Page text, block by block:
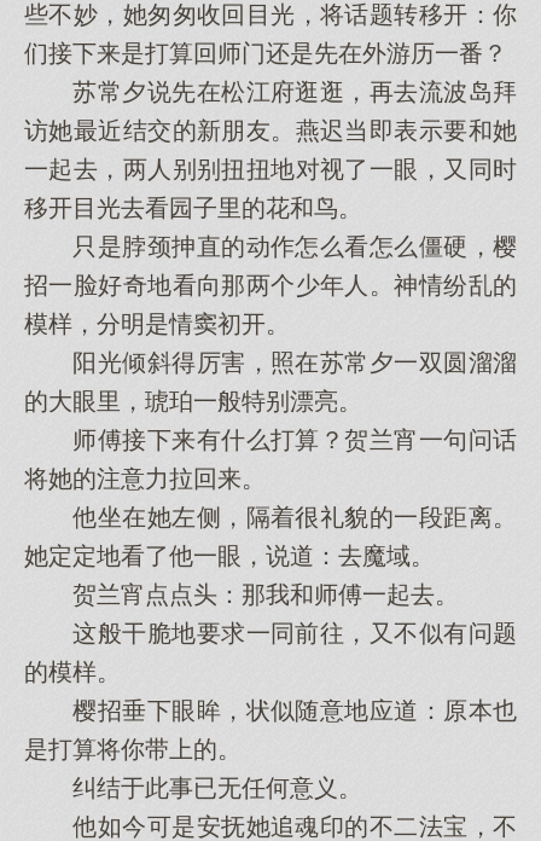
些不妙，她匆匆收回目光，将话题转移开：你
们接下来是打算回师门还是先在外游历一番？
苏常夕说先在松江府逛逛，再去流波岛拜
访她最近结交的新朋友。燕迟当即表示要和她
一起去，两人别别扭扭地对视了一眼，又同时
移开目光去看园子里的花和鸟。
只是脖颈抻直的动作怎么看怎么僵硬，樱
招一脸好奇地看向那两个少年人。神情纷乱的
模样，分明是情窦初开。
阳光倾斜得厉害，照在苏常夕一双圆溜溜
的大眼里，琥珀一般特别漂亮。
师傅接下来有什么打算？贺兰宵一句问话
将她的注意力拉回来。
他坐在她左侧，隔着很礼貌的一段距离。
她定定地看了他一眼，说道：去魔域。
贺兰宵点点头：那我和师傅一起去。
这般干脆地要求一同前往，又不似有问题
的模样。
樱招垂下眼眸，状似随意地应道：原本也
是打算将你带上的。
纠结于此事已无任何意义。
他如今可是安抚她追魂印的不二法宝，不